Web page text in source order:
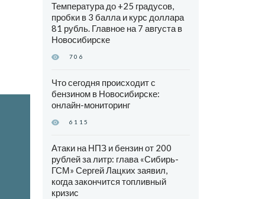
Температура до +25 градусов,
пробки в 3 балла и курс доллара
81 рубль. Главное на 7 августа в
Новосибирске
706
Что сегодня происходит с
бензином в Новосибирске:
онлайн-мониторинг
6115
Атаки на НПЗ и бензин от 200
рублей за литр: глава «Сибирь-
ГСМ» Сергей Лацких заявил,
когда закончится топливный
кризис